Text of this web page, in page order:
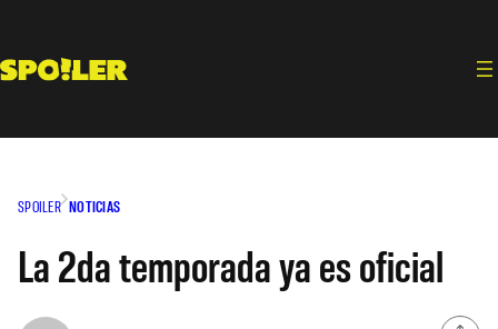
contenido
SPOILER NOTICIAS
La 2da temporada ya es oficial